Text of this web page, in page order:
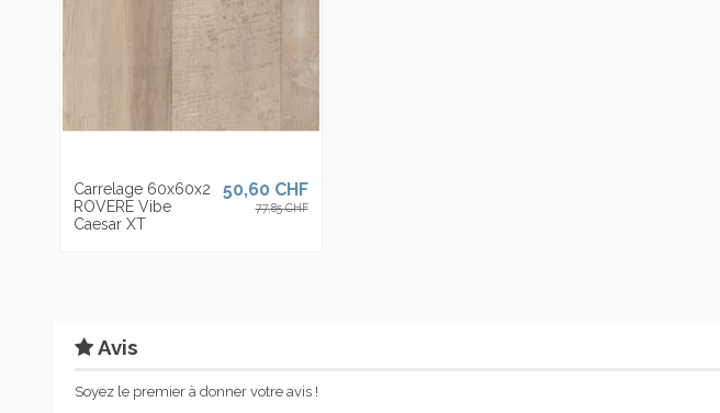
Carrelage 60x60x2
ROVERE Vibe
Caesar XT
50,60 CHF
77,85 CHF
Avis
Soyez le premier à donner votre avis !